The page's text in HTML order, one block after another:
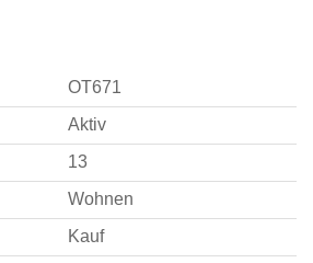
OT671
Aktiv
13
Wohnen
Kauf